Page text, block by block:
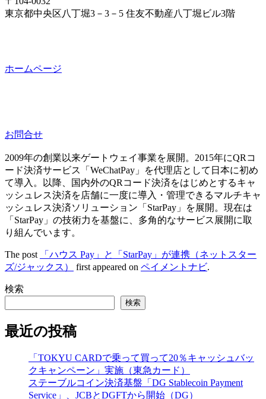
東京都中央区八丁堀3－3－5 住友不動産八丁堀ビル3階
ホームページ
お問合せ
2009年の創業以来ゲートウェイ事業を展開。2015年にQRコ
ード決済サービス「WeChatPay」を代理店として日本に初め
て導入。以降、国内外のQRコード決済をはじめとするキャ
ッシュレス決済を店舗に一度に導入・管理できるマルチキャ
ッシュレス決済ソリューション「StarPay」を展開。現在は
「StarPay」の技術力を基盤に、多角的なサービス展開に取
り組んでいます。
The post
「ハウス Pay」と「StarPay」が連携（ネットスター
ズ/ジャックス）
first appeared on ペイメントナビ.
検索
検索
最近の投稿
「TOKYU CARDで乗って買って20％キャッシュバッ
クキャンペーン」実施（東急カード）
ステーブルコイン決済基盤「DG Stablecoin Payment
Service」、JCBとDGFTから開始（DG）